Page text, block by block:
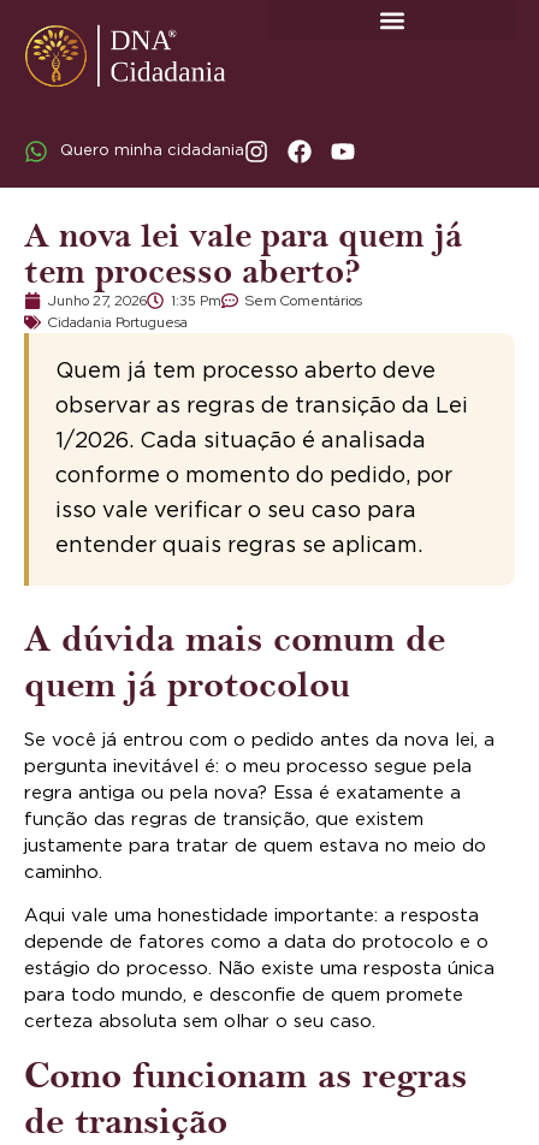
Quero minha cidadania
A nova lei vale para quem já
tem processo aberto?
Junho 27, 2026 1:35 Pm
Sem Comentários
Cidadania Portuguesa
Quem já tem processo aberto deve
observar as regras de transição da Lei
1/2026. Cada situação é analisada
conforme o momento do pedido, por
isso vale verificar o seu caso para
entender quais regras se aplicam.
A dúvida mais comum de
quem já protocolou
Se você já entrou com o pedido antes da nova lei, a
pergunta inevitável é: o meu processo segue pela
regra antiga ou pela nova? Essa é exatamente a
função das regras de transição, que existem
justamente para tratar de quem estava no meio do
caminho.
Aqui vale uma honestidade importante: a resposta
depende de fatores como a data do protocolo e o
estágio do processo. Não existe uma resposta única
para todo mundo, e desconfie de quem promete
certeza absoluta sem olhar o seu caso.
Como funcionam as regras
de transição